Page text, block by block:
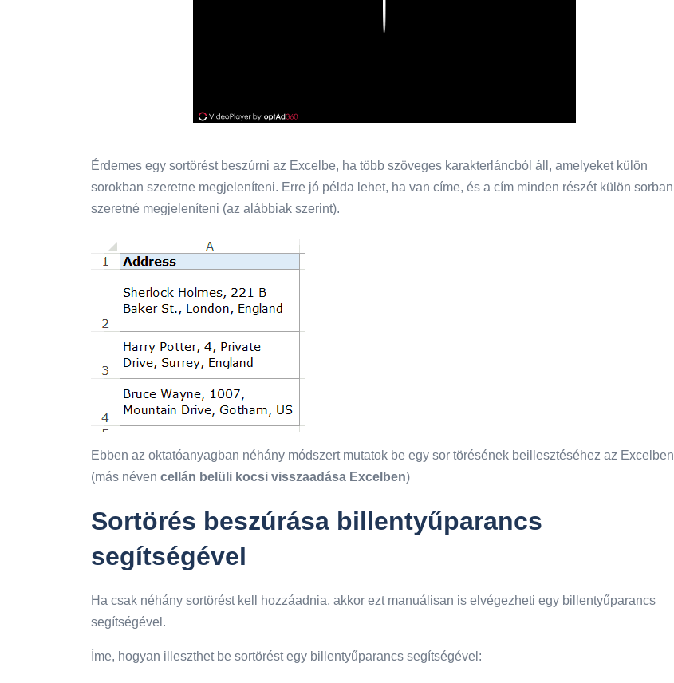
Érdemes egy sortörést beszúrni az Excelbe, ha több szöveges karakterláncból áll, amelyeket külön
sorokban szeretne megjeleníteni. Erre jó példa lehet, ha van címe, és a cím minden részét külön sorban
szeretné megjeleníteni (az alábbiak szerint).
Ebben az oktatóanyagban néhány módszert mutatok be egy sor törésének beillesztéséhez az Excelben
(más néven cellán belüli kocsi visszaadása Excelben)
Sortörés beszúrása billentyűparancs
segítségével
Ha csak néhány sortörést kell hozzáadnia, akkor ezt manuálisan is elvégezheti egy billentyűparancs
segítségével.
Íme, hogyan illeszthet be sortörést egy billentyűparancs segítségével: